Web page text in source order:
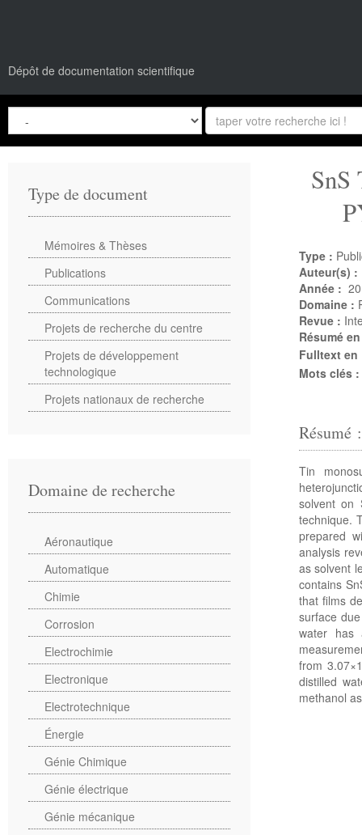
Dépôt de documentation scientifique
Type :
Auteur(s) :
Année :
Domaine :
Revue :
Résumé
Fulltext en
Mots clés :
Tin
solvent on
technique.
prepared
analysis
as solvent
contains
that films
surface
water has
from
distilled
methanol
Type de document
Mémoires & Thèses
Publications
Communications
Projets de recherche du centre
Projets de développement
technologique
Projets nationaux de recherche
Domaine de recherche
Aéronautique
Automatique
Chimie
Corrosion
Electrochimie
Electronique
Electrotechnique
Énergie
Génie Chimique
Génie électrique
Génie mécanique